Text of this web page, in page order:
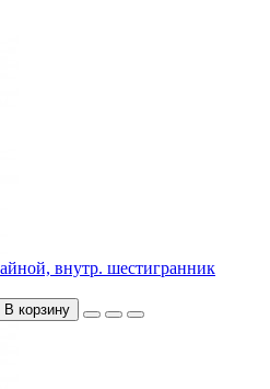
внутр. шестигранник
В корзину